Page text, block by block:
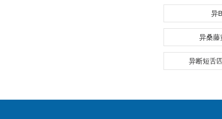
异B
异桑藤
异断短舌